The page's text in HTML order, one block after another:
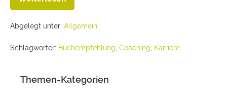
Abgelegt unter: Allgemein
Schlagwörter: Buchempfehlung Coaching Karriere
Themen-Kategorien